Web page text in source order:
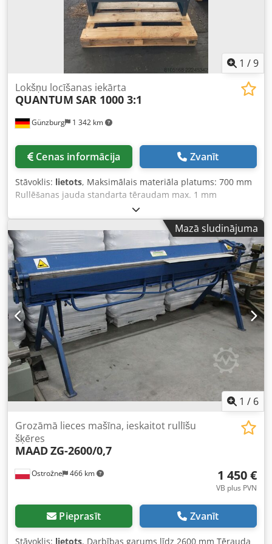
1 /9
Günzburg 1 342 km
Lokšņu locīšanas iekārta
QUANTUM SAR 1000 3:1
Cenas informācija Zvanīt
Stāvoklis: lietots, Maksimālais materiāla platums: 700 mm
Rullēšanas jauda standarta tēraudam max. 1 mm
Griešanas jauda standarta tēraudam max. 1 mm Griešanas
jauda alumīnijam max. 1 mm Griešanas jauda
nerūsējošam tēraudam max. 0,5 mm Locīšanas jauda
standarta tēraudam max. 1 mm Locīšanas jauda
alumīnijam max. 1,5 mm Dsdpfezh N T Tex Abvokr Iekārtas
svars apm. 150 kg Izmēri: 1200 x 400 x 1200 mm 3-in-1
UNIVERSĀLA LOKŠŅU APSTRĀDES IEKĀRTA lēzenai lokšņu
rullēšanai, locīšanai un griešanai
Mazā sludinājuma
1 / 6
Ostrożne 466 km
Grozāmā lieces mašīna, ieskaitot rullīšu
šķēres
MAADZG-2600/0,7
1 450 €
VB plus PVN
Pieprasīt Zvanīt
Stāvoklis: lietots, Darbības garums līdz 2600 mm Tērauda